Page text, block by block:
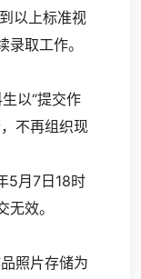
以上标准视
取工作。
以“提交作
不再组织现
5月7日18时
无效。
照片存储为